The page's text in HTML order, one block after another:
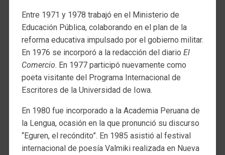
Entre 1971 y 1978 trabajó en el Ministerio de
Educación Pública, colaborando en el plan de la
reforma educativa impulsado por el gobierno militar.
En 1976 se incorporó a la redacción del diario El
Comercio. En 1977 participó nuevamente como
poeta visitante del Programa Internacional de
Escritores de la Universidad de Iowa.
En 1980 fue incorporado a la Academia Peruana de
la Lengua, ocasión en la que pronunció su discurso
“Eguren, el recóndito”. En 1985 asistió al festival
internacional de poesía Valmiki realizada en Nueva